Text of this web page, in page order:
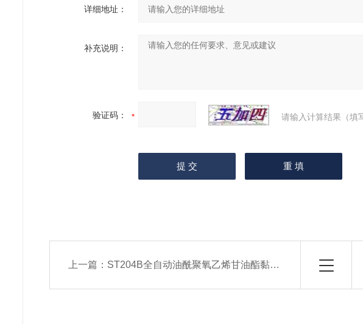
详细地址：
补充说明：
验证码： 请输入计算结果（填
上一篇： ST204B全自动油酰聚氧乙烯甘油酯黏度仪